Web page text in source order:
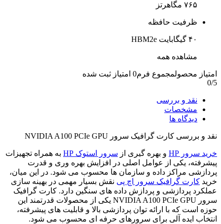
۷۶۵ مگاهرتز
ظرفیت حافظه
۴۰ گیگابایت HBM2e
مشاهده همه
امتیاز محصولمجموع فرم0 امتیاز ثبت شده
0/5
نقد و بررسی
مشخصات
دیدگاه ها
نقد و بررسی کارت گرافیک سرور NVIDIA A100 PCIe GPU
خرید سرور HP و بهره گیری از سرور استوک HP
به همراه تجهیزات
پیشرفته، یکی از عوامل اصلی در افزایش بهره وری و قدرت
پردازشی مراکز داده و سازمان ها محسوب می شود. در این میان،
خرید کارت گرافیک سرور اچ پی نقش بسیار مهمی در بهینه سازی
عملکرد پردازشی و پردازش داده های سنگین دارد. کارت گرافیک
سرور NVIDIA A100 PCIe GPU یکی از محصولات قدرتمند این
حوزه است که با ارائه توان پردازشی بالا و قابلیت های پیشرفته،
انتخاب ایده آلی برای سرورهای حرفه ای محسوب می شود.